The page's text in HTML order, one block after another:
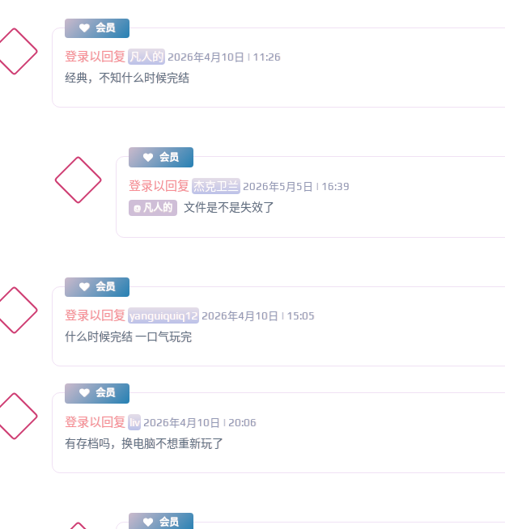
会员
登录以回复 凡人的 2026年4月10日 | 11:26
经典，不知什么时候完结
会员
登录以回复 杰克卫兰 2026年5月5日 | 16:39
@ 凡人的 文件是不是失效了
会员
登录以回复 yanguiquiq12 2026年4月10日 | 15:05
什么时候完结 一口气玩完
会员
登录以回复 liv 2026年4月10日 | 20:06
有存档吗，换电脑不想重新玩了
会员